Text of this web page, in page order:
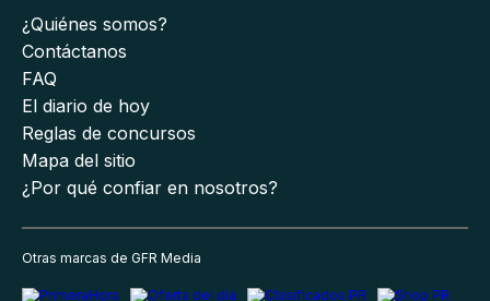
¿Quiénes somos?
Contáctanos
FAQ
El diario de hoy
Reglas de concursos
Mapa del sitio
¿Por qué confiar en nosotros?
Otras marcas de GFR Media